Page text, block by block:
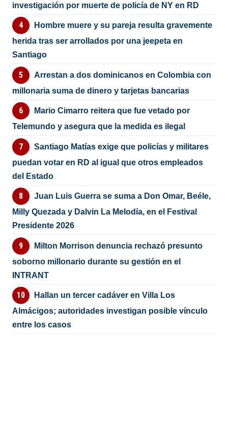
investigación por muerte de policía de NY en RD
Hombre muere y su pareja resulta gravemente
herida tras ser arrollados por una jeepeta en
Santiago
Arrestan a dos dominicanos en Colombia con
millonaria suma de dinero y tarjetas bancarias
Mario Cimarro reitera que fue vetado por
Telemundo y asegura que la medida es ilegal
Santiago Matías exige que policías y militares
puedan votar en RD al igual que otros empleados
del Estado
Juan Luis Guerra se suma a Don Omar, Beéle,
Milly Quezada y Dalvin La Melodía, en el Festival
Presidente 2026
Milton Morrison denuncia rechazó presunto
soborno millonario durante su gestión en el
INTRANT
Hallan un tercer cadáver en Villa Los
Almácigos; autoridades investigan posible vínculo
entre los casos